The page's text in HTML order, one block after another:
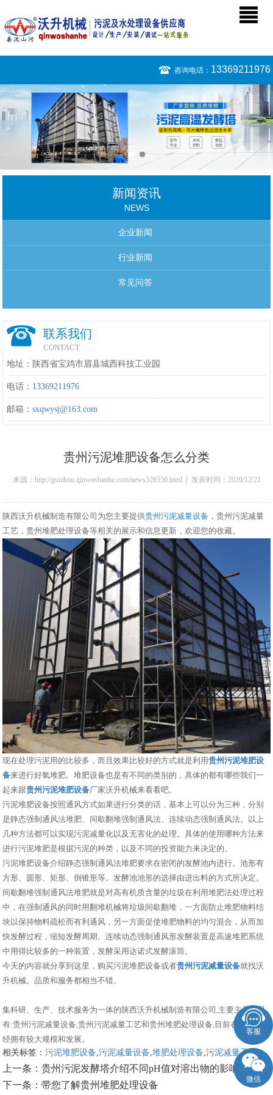
咨询电话： 13369211976
新闻资讯
NEWS
企业新闻
行业新闻
常见问答
联系我们
CONTACT
地址：陕西省宝鸡市眉县城西科技工业园
电话： 13369211976
邮箱：sxqwysj@163.com
贵州污泥堆肥设备怎么分类
来源：http://guizhou.qinwoshanhe.com/news526550.html │ 发表时间：2020/12/21
陕西沃升机械制造有限公司为您主要提供贵州污泥减量设备 ，贵州污泥减量
工艺，贵州堆肥处理设备等相关的展示和信息更新，欢迎您的收藏。
现在处理污泥用的比较多，而且效果比较好的方式就是利用贵州污泥堆肥设
备来进行好氧堆肥。堆肥设备也是有不同的类别的，具体的都有哪些我们一
起来跟贵州污泥堆肥设备厂家沃升机械来看看吧。
污泥堆肥设备按照通风方式如果进行分类的话，基本上可以分为三种，分别
是静态强制通风法堆肥、间歇翻堆强制通风法、连续动态强制通风法。以上
几种方法都可以实现污泥减量化以及无害化的处理。具体的使用哪种方法来
进行污泥堆肥是根据污泥的种类，以及不同的投资能力来决定的。
污泥堆肥设备介绍静态强制通风法堆肥要求在密闭的发酵池内进行。池形有
方形、圆形、矩形、倒锥形等。发酵池池形的选择由进出料的方式所决定。
间歇翻堆强制通风法堆肥就是对高有机质含量的垃圾在利用堆肥法处理过程
中，在强制通风的同时用翻堆机械将垃圾间歇翻堆，一方面防止堆肥物料结
块以保持物料疏松而有利通风，另一方面促使堆肥物料的均匀混合，从而加
快发酵过程，缩短发酵周期。连续动态强制通风形发酵装置是高速堆肥系统
中用得比较多的一种装置，发酵采用达诺式发酵滚筒。
今天的内容就分享到这里，购买污泥堆肥设备或者贵州污泥减量设备就找沃
升机械。品质和服务都相当不错。
集科研、生产、技术服务为一体的陕西沃升机械制造有限公司,主要主营产品
有:贵州污泥减量设备,贵州污泥减量工艺和贵州堆肥处理设备,目前在市场上已
经拥有较大规模和发展。
相关标签：污泥堆肥设备 ,污泥减量设备 ,堆肥处理设备 ,污泥减量工艺 ,
上一条：贵州污泥发酵塔介绍不同pH值对溶出物的影响
下一条：带您了解贵州堆肥处理设备
客服
微信